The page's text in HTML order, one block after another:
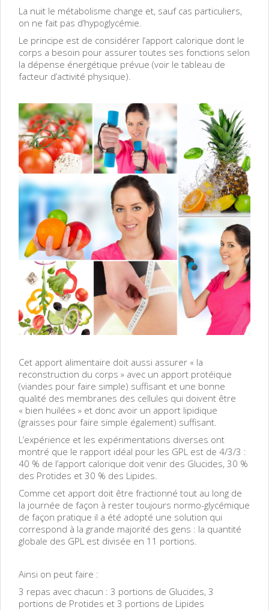
La nuit le métabolisme change et, sauf cas particuliers,
on ne fait pas d’hypoglycémie.
Le principe est de considérer l’apport calorique dont le
corps a besoin pour assurer toutes ses fonctions selon
la dépense énergétique prévue (voir le tableau de
facteur d’activité physique).
Cet apport alimentaire doit aussi assurer « la
reconstruction du corps » avec un apport protéique
(viandes pour faire simple) suffisant et une bonne
qualité des membranes des cellules qui doivent être
« bien huilées » et donc avoir un apport lipidique
(graisses pour faire simple également) suffisant.
L’expérience et les expérimentations diverses ont
montré que le rapport idéal pour les GPL est de 4/3/3 :
40 % de l’apport calorique doit venir des Glucides, 30 %
des Protides et 30 % des Lipides.
Comme cet apport doit être fractionné tout au long de
la journée de façon à rester toujours normo-glycémique
de façon pratique il a été adopté une solution qui
correspond à la grande majorité des gens : la quantité
globale des GPL est divisée en 11 portions.
Ainsi on peut faire :
3 repas avec chacun : 3 portions de Glucides, 3
portions de Protides et 3 portions de Lipides